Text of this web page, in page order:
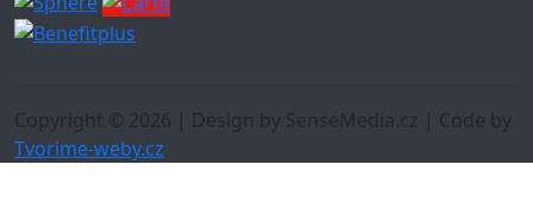
Copyright © 2026 | Design by SenseMedia.cz | Code by
Tvorime-weby.cz